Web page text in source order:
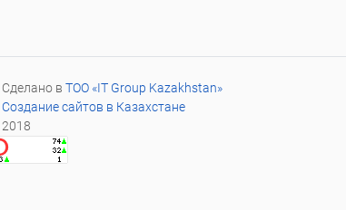
Сделано вТОО «IT Group Kazakhstan»
Создание сайтов в Казахстане
2018